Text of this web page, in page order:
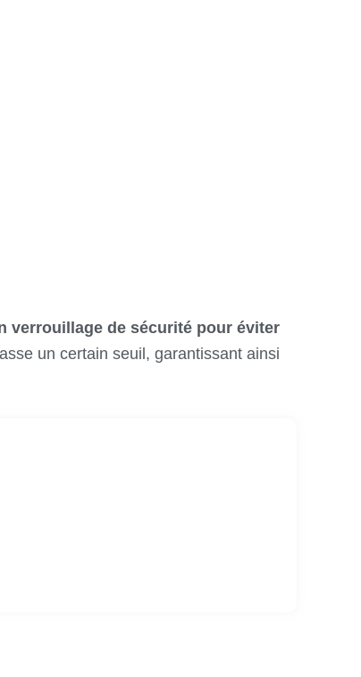
verrouillage de sécurité pour éviter
un certain seuil, garantissant ainsi